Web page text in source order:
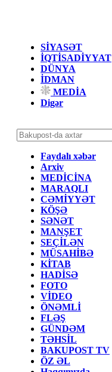
SİYASƏT
İQTİSADİYYAT
DÜNYA
İDMAN
MEDİA
Digər
Faydalı xəbər
Arxiv
MEDİCİNA
MARAQLI
CƏMİYYƏT
KÖŞƏ
SƏNƏT
MANŞET
SEÇİLƏN
MÜSAHİBƏ
KİTAB
HADİSƏ
FOTO
VİDEO
ÖNƏMLİ
FLƏŞ
GÜNDƏM
TƏHSİL
BAKUPOST TV
ÖZ ƏL